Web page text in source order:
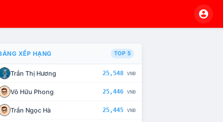
CHẾ TÀI XỬ LÝ VI PHẠM
XẾP HẠNG TOP 5
Trần Thị Hương 25,548 VNĐ
Võ Hữu Phong 25,446 VNĐ
Trần Ngọc Hà 25,445 VNĐ